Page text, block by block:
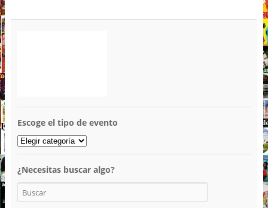
Escoge el tipo de evento
¿Necesitas buscar algo?